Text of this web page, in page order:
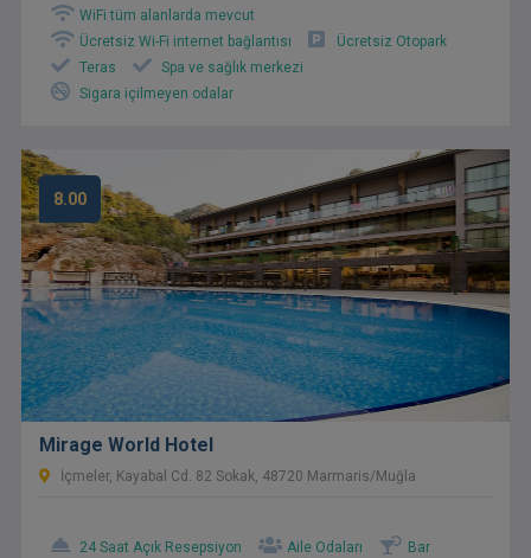
WiFi tüm alanlarda mevcut
Ücretsiz Wi-Fi internet bağlantısı
Ücretsiz Otopark
Teras
Spa ve sağlık merkezi
Sigara içilmeyen odalar
8.00
Mirage World Hotel
İçmeler, Kayabal Cd. 82 Sokak, 48720 Marmaris/Muğla
24 Saat Açık Resepsiyon Aile Odaları
Bar